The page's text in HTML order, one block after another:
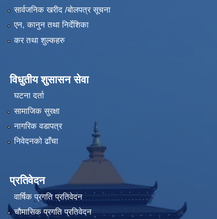
सार्वजनिक खरीद /बोलपत्र सूचना
एन, कानुन तथा निर्देशिका
कर तथा शुल्कहरु
विधुतीय शुसासन सेवा
घटना दर्ता
सामाजिक सुरक्षा
नागरिक वडापत्र
निवेदनको ढाँचा
प्रतिवेदन
वार्षिक प्रगति प्रतिवेदन
चौमासिक प्रगति प्रतिवेदन